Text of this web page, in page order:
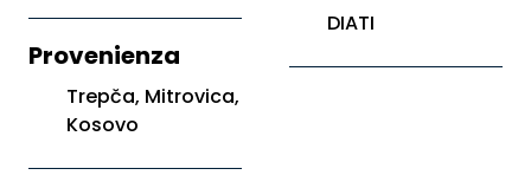
Provenienza
Trepča, Mitrovica,
Kosovo
DIATI